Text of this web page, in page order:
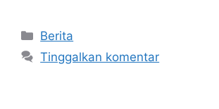
Kategori
Berita
Tinggalkan komentar